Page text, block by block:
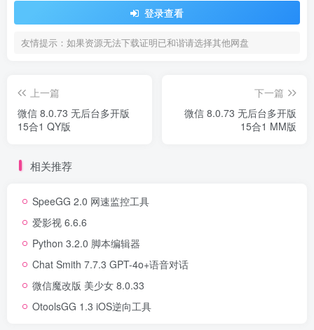
登录查看
友情提示：如果资源无法下载证明已和谐请选择其他网盘
上一篇
微信 8.0.73 无后台多开版
15合1 QY版
下一篇
微信 8.0.73 无后台多开版
15合1 MM版
相关推荐
SpeeGG 2.0 网速监控工具
爱影视 6.6.6
Python 3.2.0 脚本编辑器
Chat Smith 7.7.3 GPT-4o+语音对话
微信魔改版 美少女 8.0.33
OtoolsGG 1.3 iOS逆向工具